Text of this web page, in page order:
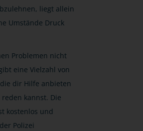
liegt allein
Umstände Druck
Problemen nicht
eine Vielzahl von
dir Hilfe anbieten
kannst. Die
kostenlos und
Polizei